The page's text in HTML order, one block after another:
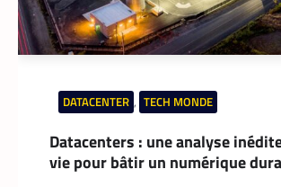
DATACENTER , TECH MONDE
Datacenters : une analyse
vie pour bâtir un numérique